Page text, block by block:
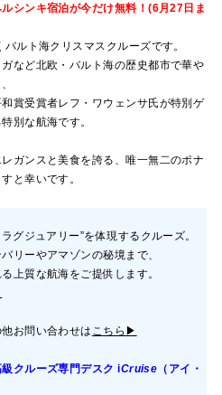
シンキ宿泊が今だけ無料！(6月27日ま
ルト海クリスマスクルーズです。
など北欧・バルト海の歴史都市で華や
賞受賞者レフ・ワウェンサ氏が特別ゲ
別な航海です。
ガンスと美食を誇る、唯一無二のポナ
と幸いです。
グジュアリー”を体現するクルーズ。
リーやアマゾンの秘境まで、
上質な航海をご提供します。
お問い合わせは こちら▶
級クルーズ専門デスクiCruise （アイ・